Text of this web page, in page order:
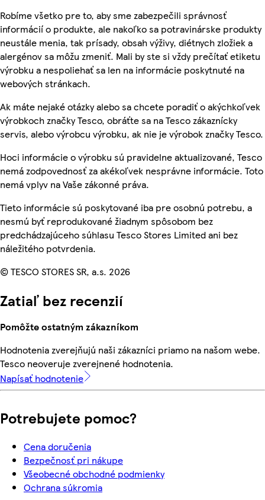
Robíme všetko pre to, aby sme zabezpečili správnosť
informácií o produkte, ale nakoľko sa potravinárske produkty
neustále menia, tak prísady, obsah výživy, diétnych zložiek a
alergénov sa môžu zmeniť. Mali by ste si vždy prečítať etiketu
výrobku a nespoliehať sa len na informácie poskytnuté na
webových stránkach.
Ak máte nejaké otázky alebo sa chcete poradiť o akýchkoľvek
výrobkoch značky Tesco, obráťte sa na Tesco zákaznícky
servis, alebo výrobcu výrobku, ak nie je výrobok značky Tesco.
Hoci informácie o výrobku sú pravidelne aktualizované, Tesco
nemá zodpovednosť za akékoľvek nesprávne informácie. Toto
nemá vplyv na Vaše zákonné práva.
Tieto informácie sú poskytované iba pre osobnú potrebu, a
nesmú byť reprodukované žiadnym spôsobom bez
predchádzajúceho súhlasu Tesco Stores Limited ani bez
náležitého potvrdenia.
© TESCO STORES SR, a.s. 2026
Zatiaľ bez recenzií
Pomôžte ostatným zákazníkom
Hodnotenia zverejňujú naši zákazníci priamo na našom webe.
Tesco neoveruje zverejnené hodnotenia.
Napísať hodnotenie
Potrebujete pomoc?
Cena doručenia
Bezpečnosť pri nákupe
Všeobecné obchodné podmienky
Ochrana súkromia